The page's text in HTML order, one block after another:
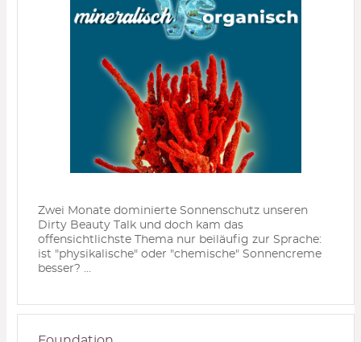
Zwei Monate dominierte Sonnenschutz unseren
Dirty Beauty Talk und doch kam das
offensichtlichste Thema nur beiläufig zur Sprache:
ist "physikalische" oder "chemische" Sonnencreme
besser? ...